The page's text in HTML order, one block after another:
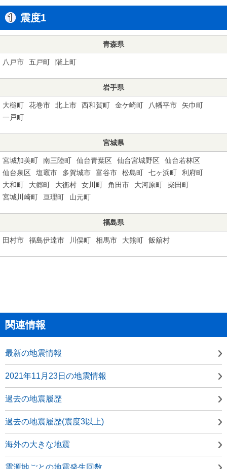
震度1
青森県
八戸市 五戸町 階上町
岩手県
大槌町 花巻市 北上市 西和賀町 金ケ崎町 八幡平市
矢巾町
一戸町
宮城県
宮城加美町 南三陸町 仙台青葉区 仙台宮城野区
仙台若林区
仙台泉区
塩竈市 多賀城市 富谷市 松島町 七ヶ浜町
利府町
大和町
大郷町 大衡村 女川町 角田市 大河原町
柴田町
宮城川崎町
亘理町 山元町
福島県
田村市 福島伊達市 川俣町 相馬市 大熊町 飯舘村
関連情報
最新の地震情報
2021年11月23日の地震情報
過去の地震履歴
過去の地震履歴(震度3以上)
海外の大きな地震
震源地ごとの地震発生回数